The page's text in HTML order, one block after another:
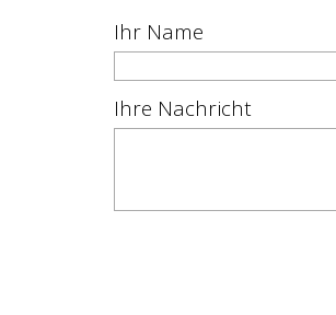
Ihr Name
Ihre Nachricht